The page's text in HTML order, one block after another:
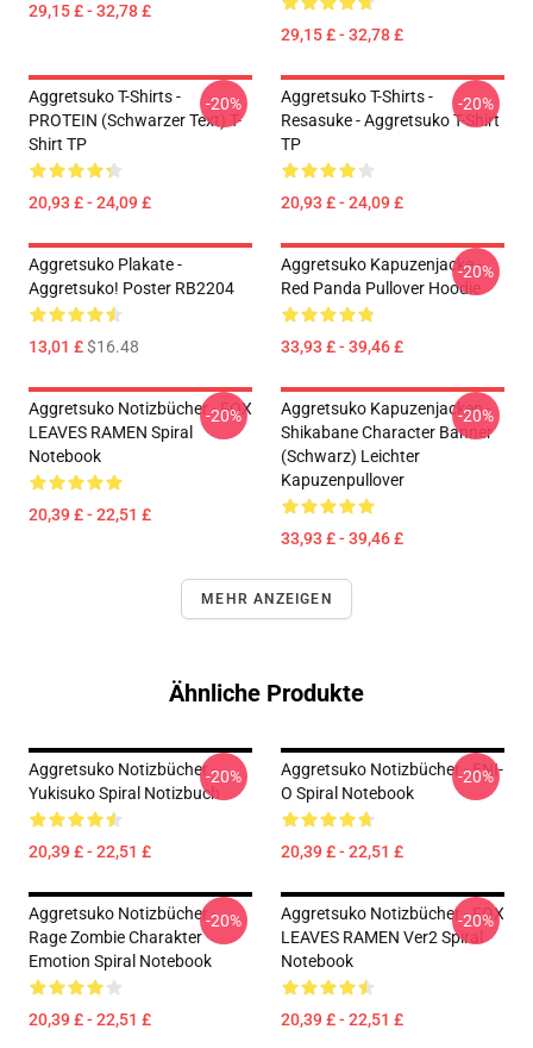
29,15 £ - 32,78 £
29,15 £ - 32,78 £
Aggretsuko T-Shirts -
PROTEIN (schwarzer Text) T-
Shirt TP
20,93 £ - 24,09 £
-20%
Aggretsuko T-Shirts -
Resasuke - Aggretsuko T-Shirt
TP
20,93 £ - 24,09 £
-20%
Aggretsuko Plakate -
Aggretsuko! Poster RB2204
13,01 £$16.48
Aggretsuko Kapuzenjacke -
Red Panda Pullover Hoodie
33,93 £ - 39,46 £
-20%
Aggretsuko Notizbücher - FOX
LEAVES RAMEN Spiral
Notebook
20,39 £ - 22,51 £
-20%
Aggretsuko Kapuzenjacken -
Shikabane Character Banner
(Schwarz) Leichter
Kapuzenpullover
33,93 £ - 39,46 £
-20%
MEHR ANZEIGEN
Ähnliche Produkte
Aggretsuko Notizbücher -
Yukisuko Spiral Notizbuch
20,39 £ - 22,51 £
-20%
Aggretsuko Notizbücher - ENI-
O Spiral Notebook
20,39 £ - 22,51 £
-20%
Aggretsuko Notizbücher -
Rage Zombie Charakter
Emotion Spiral Notebook
20,39 £ - 22,51 £
-20%
Aggretsuko Notizbücher - FOX
LEAVES RAMEN Ver2 Spiral
Notebook
20,39 £ - 22,51 £
-20%